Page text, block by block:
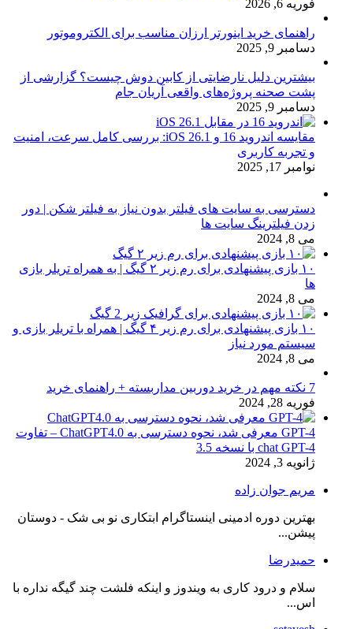
فوریه 6, 2026
راهنمای خرید اینورتر ارزان مناسب برای الکتروموتور
دسامبر 9, 2025
بیشترین دلیل نارضایتی از کابین دوش چیست؟ گزارشی از
پشت صحنه پروژه‌های واقعی آریان جام
دسامبر 9, 2025
مقایسه اندروید 16 و iOS 26.1: بررسی کامل سرعت، امنیت
و تجربه کاربری
نوامبر 17, 2025
دسترسی به سایت های فیلتر بدون نیاز به فیلتر شکن | دور
زدن فیلترینگ سایت ها
می 8, 2024
۱۰ بازی پیشنهادی برای رم زیر ۲ گیگ | به همراه تریلر بازی
ها
می 8, 2024
۱۰ بازی پیشنهادی برای رم زیر ۴ گیگ | همراه با تریلر بازی و
سیستم مورد نیاز
می 8, 2024
7 نکته مهم در خرید دوربین مداربسته + راهنمای خرید
فوریه 28, 2024
GPT-4 معرفی شد، نحوه دسترسی به ChatGPT4.0 – تفاوت
chat GPT-4 با نسخه 3.5
ژانویه 3, 2024
مریم جوان زاده
بهترین دوره ادمینی اینستاگرام ابتکاری نو بی شک - دوستان
پیشن...
حمیدرضا
سلام و درود کاری به ویندوز و اینکه فلشت چند گیگه نداره با
اس...